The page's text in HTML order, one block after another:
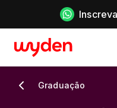
Graduação